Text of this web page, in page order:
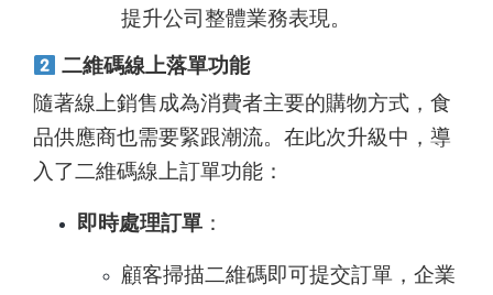
提升公司整體業務表現。
二維碼線上落單功能
隨著線上銷售成為消費者主要的購物方式，食
品供應商也需要緊跟潮流。在此次升級中，導
入了二維碼線上訂單功能：
即時處理訂單 ：
顧客掃描二維碼即可提交訂單，企業